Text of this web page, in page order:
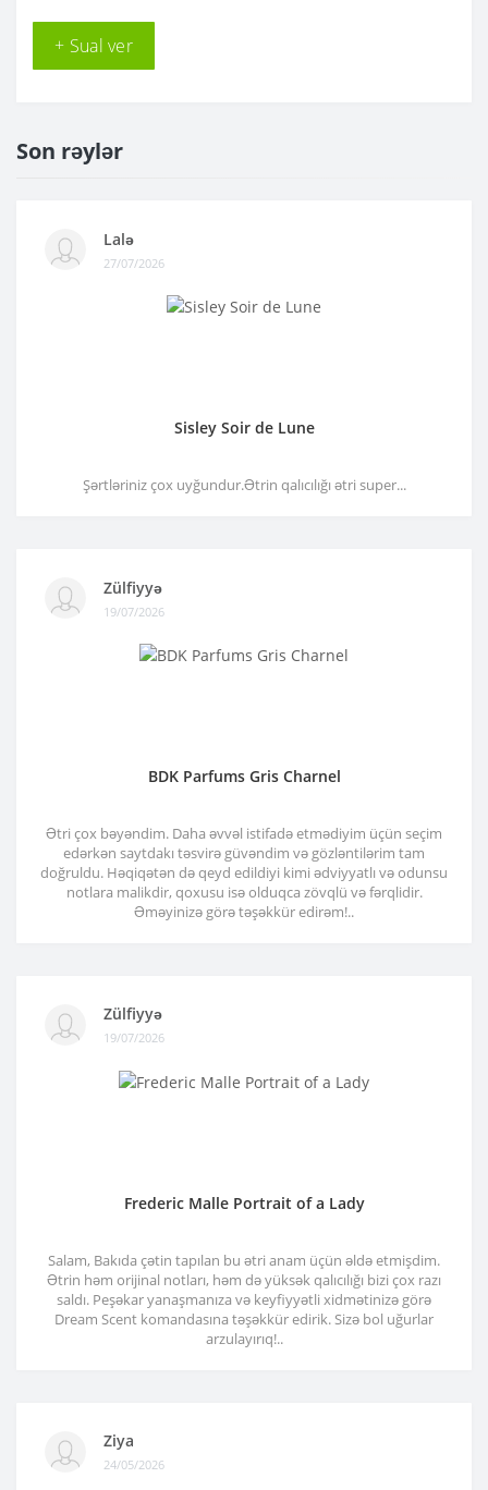
+ Sual ver
Son rəylər
Lalə
27/07/2026
Sisley Soir de Lune
Şərtləriniz çox uyğundur.Ətrin qalıcılığı ətri super...
Zülfiyyə
19/07/2026
BDK Parfums Gris Charnel
Ətri çox bəyəndim. Daha əvvəl istifadə etmədiyim üçün seçim
edərkən saytdakı təsvirə güvəndim və gözləntilərim tam
doğruldu. Həqiqətən də qeyd edildiyi kimi ədviyyatlı və odunsu
notlara malikdir, qoxusu isə olduqca zövqlü və fərqlidir.
Əməyinizə görə təşəkkür edirəm!..
Zülfiyyə
19/07/2026
Frederic Malle Portrait of a Lady
Salam, Bakıda çətin tapılan bu ətri anam üçün əldə etmişdim.
Ətrin həm orijinal notları, həm də yüksək qalıcılığı bizi çox razı
saldı. Peşəkar yanaşmanıza və keyfiyyətli xidmətinizə görə
Dream Scent komandasına təşəkkür edirik. Sizə bol uğurlar
arzulayırıq!..
Ziya
24/05/2026